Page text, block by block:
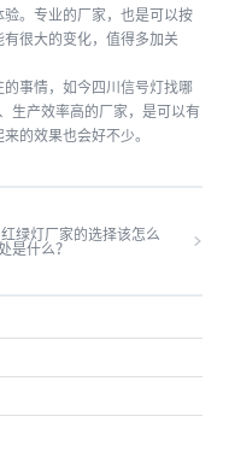
。专业的厂家，也是可以按
很大的变化，值得多加关
事情，如今四川信号灯找哪
生产效率高的厂家，是可以有
的效果也会好不少。
绿灯厂家的选择该怎么
是什么？